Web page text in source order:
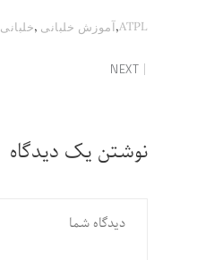
ATPL
,آموزش خلبانی ,خلبانی
NEXT
نوشتن یک دیدگاه